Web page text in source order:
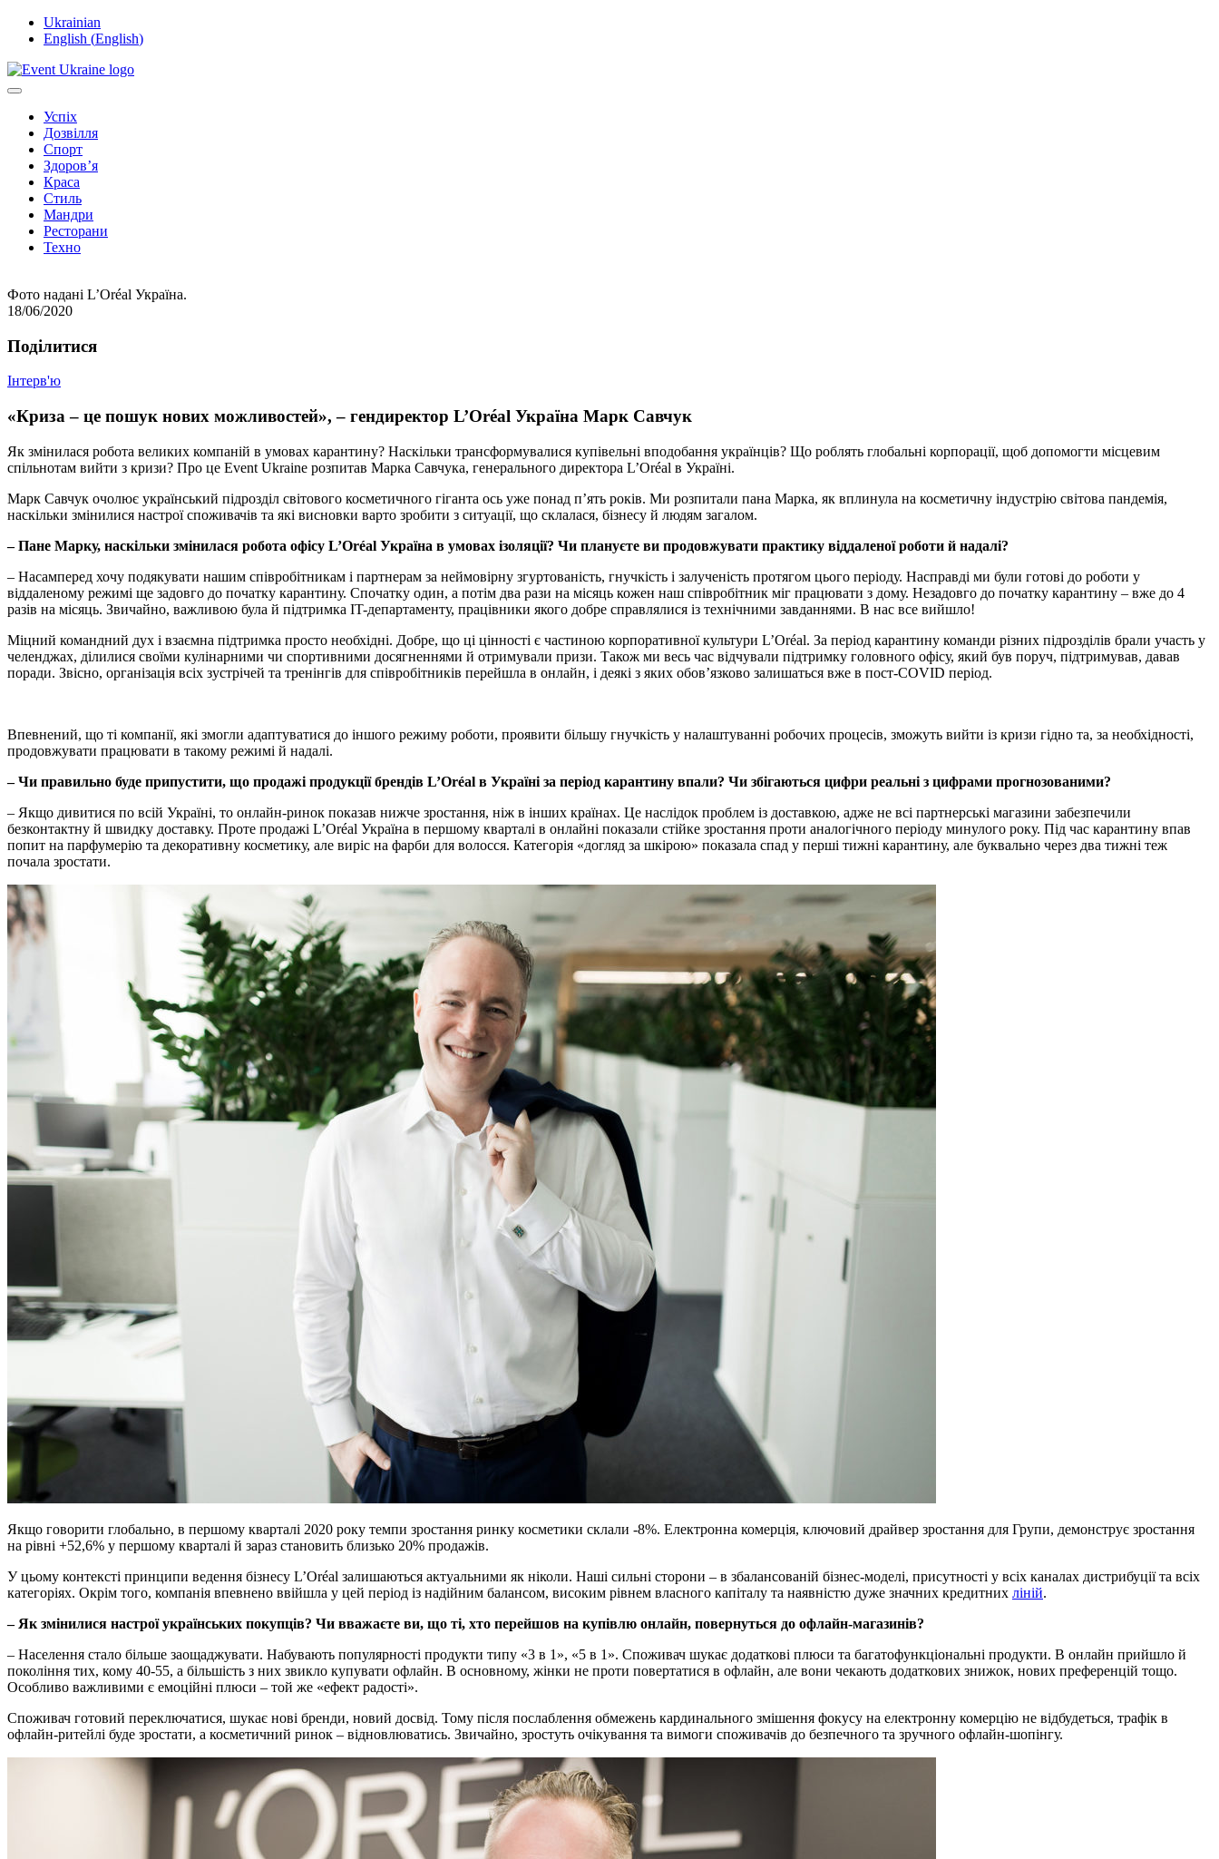
Ukrainian
English (English)
Успіх
Дозвілля
Спорт
Здоров’я
Краса
Стиль
Мандри
Ресторани
Техно
Фото надані L’Оréal Україна.
18/06/2020
Подiлитися
Інтерв'ю
«Криза – це пошук нових можливостей», – гендиректор L’Оréal Україна Марк Савчук
Як змінилася робота великих компаній в умовах карантину? Наскільки трансформувалися купівельні вподобання українців? Що роблять глобальні корпорації, щоб допомогти місцевим
спільнотам вийти з кризи? Про це Event Ukraine розпитав Марка Савчука, генерального директора L’Оréal в Україні.
Марк Савчук очолює український підрозділ світового косметичного гіганта ось уже понад п’ять років. Ми розпитали пана Марка, як вплинула на косметичну індустрію світова пандемія,
наскільки змінилися настрої споживачів та які висновки варто зробити з ситуації, що склалася, бізнесу й людям загалом.
– Пане Марку, наскільки змінилася робота офісу L’Oréal Україна в умовах ізоляції? Чи плануєте ви продовжувати практику віддаленої роботи й надалі?
– Насамперед хочу подякувати нашим співробітникам і партнерам за неймовірну згуртованість, гнучкість і залученість протягом цього періоду. Насправді ми були готові до роботи у
віддаленому режимі ще задовго до початку карантину. Спочатку один, а потім два рази на місяць кожен наш співробітник міг працювати з дому. Незадовго до початку карантину – вже до 4
разів на місяць. Звичайно, важливою була й підтримка IT-департаменту, працівники якого добре справлялися із технічними завданнями. В нас все вийшло!
Міцний командний дух і взаємна підтримка просто необхідні. Добре, що ці цінності є частиною корпоративної культури L’Oréal. За період карантину команди різних підрозділів брали участь у
челенджах, ділилися своїми кулінарними чи спортивними досягненнями й отримували призи. Також ми весь час відчували підтримку головного офісу, який був поруч, підтримував, давав
поради. Звісно, організація всіх зустрічей та тренінгів для співробітників перейшла в онлайн, і деякі з яких обов’язково залишаться вже в пост-COVID період.
Впевнений, що ті компанії, які змогли адаптуватися до іншого режиму роботи, проявити більшу гнучкість у налаштуванні робочих процесів, зможуть вийти із кризи гідно та, за необхідності,
продовжувати працювати в такому режимі й надалі.
– Чи правильно буде припустити, що продажі продукції брендів L’Oréal в Україні за період карантину впали? Чи збігаються цифри реальні з цифрами прогнозованими?
– Якщо дивитися по всій Україні, то онлайн-ринок показав нижче зростання, ніж в інших країнах. Це наслідок проблем із доставкою, адже не всі партнерські магазини забезпечили
безконтактну й швидку доставку. Проте продажі L’Oréal Україна в першому кварталі в онлайні показали стійке зростання проти аналогічного періоду минулого року. Під час карантину впав
попит на парфумерію та декоративну косметику, але виріс на фарби для волосся. Категорія «догляд за шкірою» показала спад у перші тижні карантину, але буквально через два тижні теж
почала зростати.
Якщо говорити глобально, в першому кварталі 2020 року темпи зростання ринку косметики склали -8%. Електронна комерція, ключовий драйвер зростання для Групи, демонструє зростання
на рівні +52,6% у першому кварталі й зараз становить близько 20% продажів.
У цьому контексті принципи ведення бізнесу L’Oréal залишаються актуальними як ніколи. Наші сильні сторони – в збалансованій бізнес-моделі, присутності у всіх каналах дистрибуції та всіх
категоріях. Окрім того, компанія впевнено ввійшла у цей період із надійним балансом, високим рівнем власного капіталу та наявністю дуже значних кредитних ліній.
– Як змінилися настрої українських покупців? Чи вважаєте ви, що ті, хто перейшов на купівлю онлайн, повернуться до офлайн-магазинів?
– Населення стало більше заощаджувати. Набувають популярності продукти типу «3 в 1», «5 в 1». Споживач шукає додаткові плюси та багатофункціональні продукти. В онлайн прийшло й
покоління тих, кому 40-55, а більшість з них звикло купувати офлайн. В основному, жінки не проти повертатися в офлайн, але вони чекають додаткових знижок, нових преференцій тощо.
Особливо важливими є емоційні плюси – той же «ефект радості».
Споживач готовий переключатися, шукає нові бренди, новий досвід. Тому після послаблення обмежень кардинального змішення фокусу на електронну комерцію не відбудеться, трафік в
офлайн-ритейлі буде зростати, а косметичний ринок – відновлюватись. Звичайно, зростуть очікування та вимоги споживачів до безпечного та зручного офлайн-шопінгу.